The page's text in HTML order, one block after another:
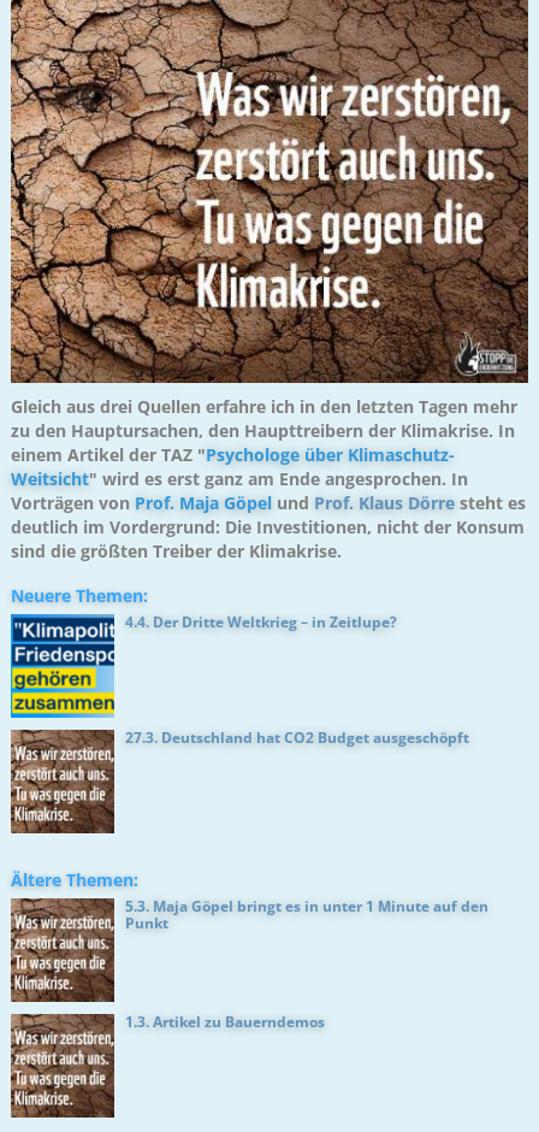
Gleich aus drei Quellen erfahre ich in den letzten Tagen mehr
zu den Hauptursachen, den Haupttreibern der Klimakrise. In
einem Artikel der TAZ "Psychologe über Klimaschutz-
Weitsicht" wird es erst ganz am Ende angesprochen. In
Vorträgen von Prof. Maja Göpelund Prof. Klaus Dörresteht es
deutlich im Vordergrund: Die Investitionen, nicht der Konsum
sind die größten Treiber der Klimakrise.
Neuere Themen:
4.4. Der Dritte Weltkrieg – in Zeitlupe?
27.3. Deutschland hat CO2 Budget ausgeschöpft
Ältere Themen:
5.3. Maja Göpel bringt es in unter 1 Minute auf den
Punkt
1.3. Artikel zu Bauerndemos